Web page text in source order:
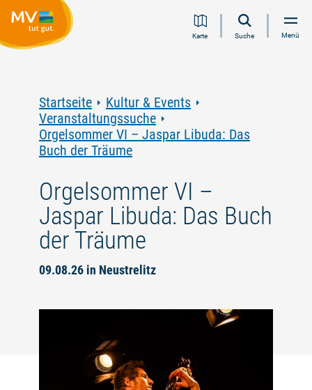
Inhalt
Navigation
Volltextsuche
FooterKarte Suche Menü
Startseite
Kultur & Events
Veranstaltungssuche
Orgelsommer VI – Jaspar Libuda: Das
Buch der Träume
Orgelsommer VI –
Jaspar Libuda: Das Buch
der Träume
09.08.26 in Neustrelitz